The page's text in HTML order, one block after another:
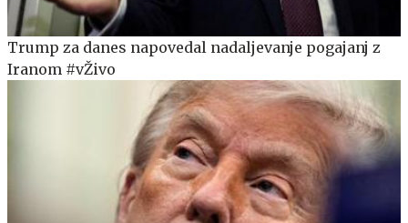
Trump za danes napovedal nadaljevanje pogajanj z
Iranom #vŽivo